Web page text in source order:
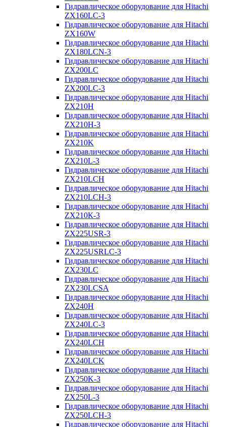
Гидравлическое оборудование для Hitachi
ZX160LC-3
Гидравлическое оборудование для Hitachi
ZX160W
Гидравлическое оборудование для Hitachi
ZX180LCN-3
Гидравлическое оборудование для Hitachi
ZX200LC
Гидравлическое оборудование для Hitachi
ZX200LC-3
Гидравлическое оборудование для Hitachi
ZX210H
Гидравлическое оборудование для Hitachi
ZX210H-3
Гидравлическое оборудование для Hitachi
ZX210K
Гидравлическое оборудование для Hitachi
ZX210L-3
Гидравлическое оборудование для Hitachi
ZX210LCH
Гидравлическое оборудование для Hitachi
ZX210LCH-3
Гидравлическое оборудование для Hitachi
ZX210К-3
Гидравлическое оборудование для Hitachi
ZX225USR-3
Гидравлическое оборудование для Hitachi
ZX225USRLC-3
Гидравлическое оборудование для Hitachi
ZX230LC
Гидравлическое оборудование для Hitachi
ZX230LCSA
Гидравлическое оборудование для Hitachi
ZX240H
Гидравлическое оборудование для Hitachi
ZX240LC-3
Гидравлическое оборудование для Hitachi
ZX240LCH
Гидравлическое оборудование для Hitachi
ZX240LCK
Гидравлическое оборудование для Hitachi
ZX250K-3
Гидравлическое оборудование для Hitachi
ZX250L-3
Гидравлическое оборудование для Hitachi
ZX250LCH-3
Гидравлическое оборудование для Hitachi